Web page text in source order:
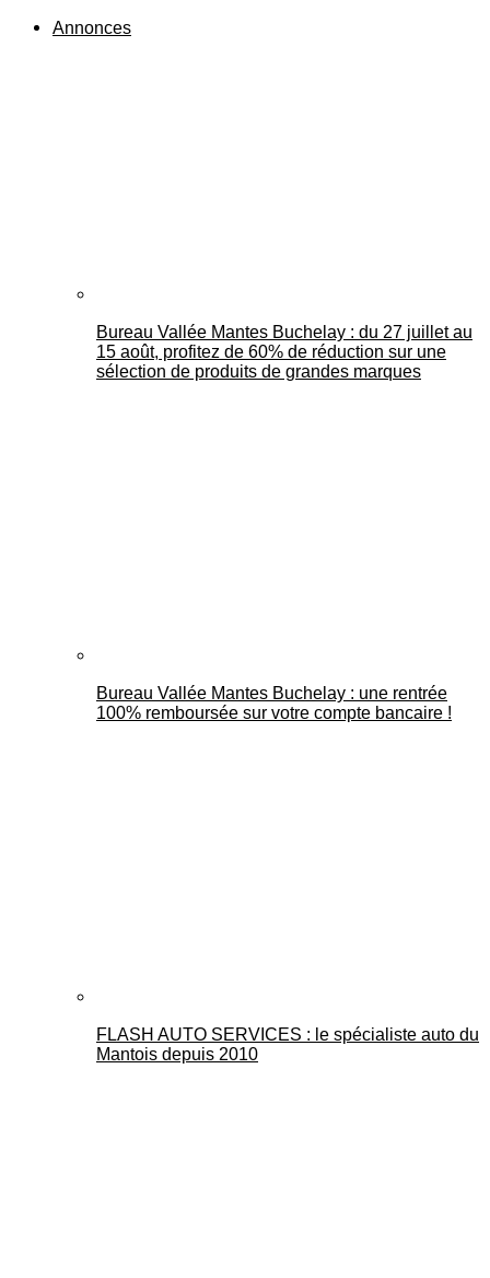
Annonces
Bureau Vallée Mantes Buchelay : du 27 juillet au
15 août, profitez de 60% de réduction sur une
sélection de produits de grandes marques
Bureau Vallée Mantes Buchelay : une rentrée
100% remboursée sur votre compte bancaire !
FLASH AUTO SERVICES : le spécialiste auto du
Mantois depuis 2010